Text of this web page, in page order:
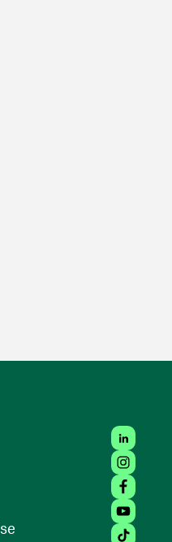
fenêtre)
fenêtre)
(ouvre une nouvelle
Tiktok